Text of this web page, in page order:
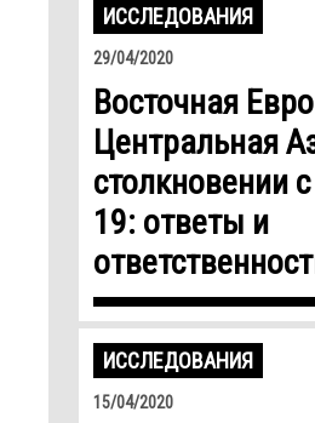
ИССЛЕДОВАНИЯ
29/04/2020
Восточная
Центральная
столкновении
19: ответы и
ИССЛЕДОВАНИЯ
15/04/2020